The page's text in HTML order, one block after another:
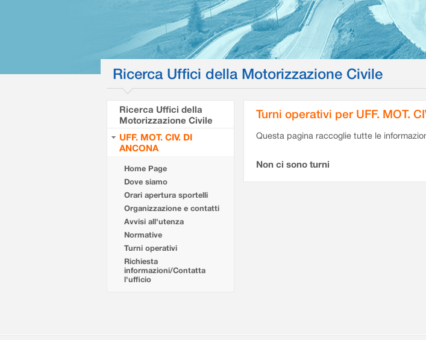
Ricerca Uffici della Motorizzazione Civile
Ricerca Uffici della
Motorizzazione Civile
UFF. MOT. CIV. DI
ANCONA
Home Page
Dove siamo
Orari apertura sportelli
Organizzazione e contatti
Avvisi all'utenza
Normative
Turni operativi
Richiesta
informazioni/Contatta
l'ufficio
Turni operativi per UFF. MOT.
Questa pagina raccoglie tutte le
Non ci sono turni